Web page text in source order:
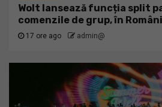
Wolt lansează funcția split
comenzile de grup, în
17 ore ago admin@